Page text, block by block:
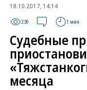
18.10.2017, 14:14
230 1 мин.
Судебные
месяца